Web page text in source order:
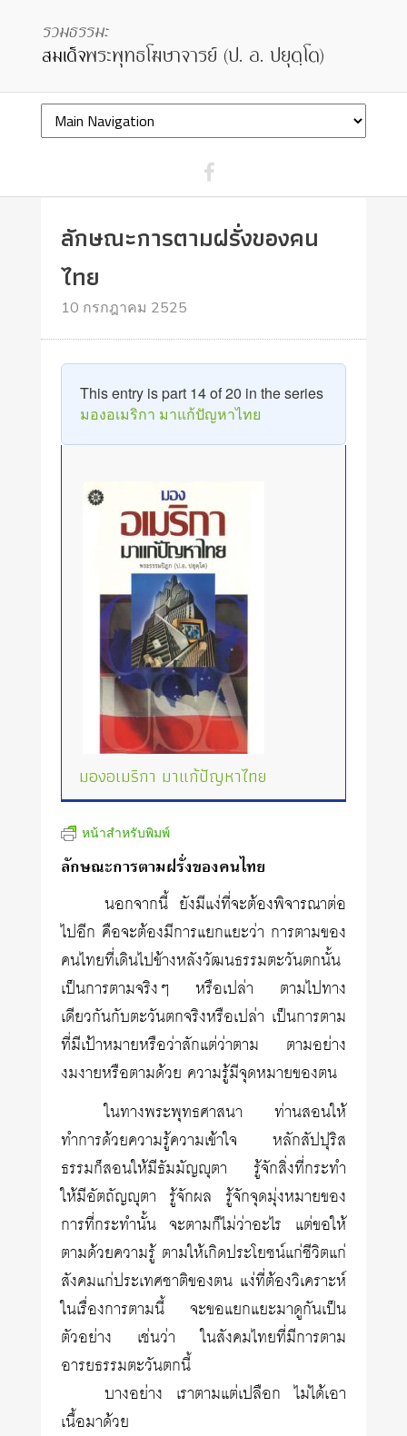
ลักษณะการตามฝรั่งของคน
ไทย
10 กรกฎาคม 2525
This entry is part 14 of 20 in the series
มองอเมริกา มาแก้ปัญหาไทย
มองอเมริกา มาแก้ปัญหาไทย
หน้าสำหรับพิมพ์
ลักษณะการตามฝรั่งของคนไทย
นอกจากนี้ ยังมีแง่ที่จะต้องพิจารณาต่อ
ไปอีก คือจะต้องมีการแยกแยะว่า การตามของ
คนไทยที่เดินไปข้างหลังวัฒนธรรมตะวันตกนั้น
เป็นการตามจริงๆ หรือเปล่า ตามไปทาง
เดียวกันกับตะวันตกจริงหรือเปล่า เป็นการตาม
ที่มีเป้าหมายหรือว่าสักแต่ว่าตาม ตามอย่าง
งมงายหรือตามด้วย ความรู้มีจุดหมายของตน
ในทางพระพุทธศาสนา ท่านสอนให้
ทำการด้วยความรู้ความเข้าใจ หลักสัปปุริส
ธรรมก็สอนให้มีธัมมัญญุตา รู้จักสิ่งที่กระทำ
ให้มีอัตถัญญุตา รู้จักผล รู้จักจุดมุ่งหมายของ
การที่กระทำนั้น จะตามก็ไม่ว่าอะไร แต่ขอให้
ตามด้วยความรู้ ตามให้เกิดประโยชน์แก่ชีวิตแก่
สังคมแก่ประเทศชาติของตน แง่ที่ต้องวิเคราะห์
ในเรื่องการตามนี้ จะขอแยกแยะมาดูกันเป็น
ตัวอย่าง เช่นว่า ในสังคมไทยที่มีการตาม
อารยธรรมตะวันตกนี้
บางอย่าง เราตามแต่เปลือก ไม่ได้เอา
เนื้อมาด้วย